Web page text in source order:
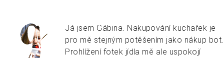
Já jsem Gábina. Nakupování kuchařek je
pro mě stejným potěšením jako nákup bot.
Prohlížení fotek jídla mě ale uspokojí